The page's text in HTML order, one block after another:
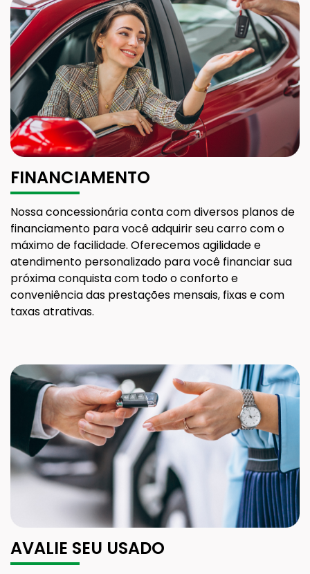
FINANCIAMENTO
Nossa concessionária conta com diversos planos de
financiamento para você adquirir seu carro com o
máximo de facilidade. Oferecemos agilidade e
atendimento personalizado para você financiar sua
próxima conquista com todo o conforto e
conveniência das prestações mensais, fixas e com
taxas atrativas.
AVALIE SEU USADO